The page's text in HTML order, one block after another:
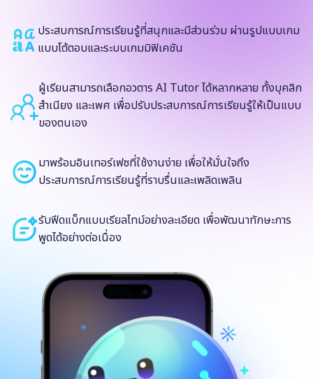
ประสบการณ์การเรียนรู้ที่สนุกและมีส่วนร่วม ผ่านรูปแบบเกม
แบบโต้ตอบและระบบเกมมิฟิเคชัน
ผู้เรียนสามารถเลือกอวตาร AI Tutor ได้หลากหลาย ทั้งบุคลิก
สำเนียง และเพศ เพื่อปรับประสบการณ์การเรียนรู้ให้เป็นแบบ
ของตนเอง
มาพร้อมอินเทอร์เฟซที่ใช้งานง่าย เพื่อให้มั่นใจถึง
ประสบการณ์การเรียนรู้ที่ราบรื่นและเพลิดเพลิน
รับฟีดแบ็กแบบเรียลไทม์อย่างละเอียด เพื่อพัฒนาทักษะการ
พูดได้อย่างต่อเนื่อง